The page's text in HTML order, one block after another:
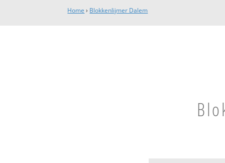
Home › Blokkenlijmer Dalem